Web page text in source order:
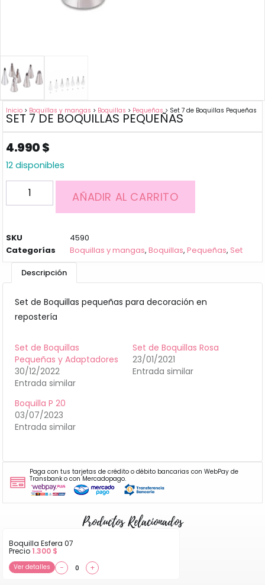
Inicio > Boquillas y mangas > Boquillas > Pequeñas > Set 7 de Boquillas Pequeñas
SET 7 DE BOQUILLAS PEQUEÑAS
4.990$
12 disponibles
AÑADIR AL CARRITO
SKU
4590
Categorías
Boquillas y mangas,Boquillas,Pequeñas, Set
Descripción
Set de Boquillas pequeñas para decoración en
repostería
Set de Boquillas
Pequeñas y Adaptadores
30/12/2022
Entrada similar
Set de Boquillas Rosa
23/01/2021
Entrada similar
Boquilla P 20
03/07/2023
Entrada similar
Paga con tus tarjetas de crédito o débito bancarias con WebPay de
Transbank o con Mercadopago.
Productos Relacionados
Boquilla Esfera 07
Precio 1.300 $
Ver detalles − +